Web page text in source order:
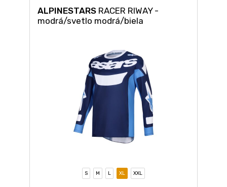
ALPINESTARS RACER RIWAY -
modrá/svetlo modrá/biela
S M L XL XXL